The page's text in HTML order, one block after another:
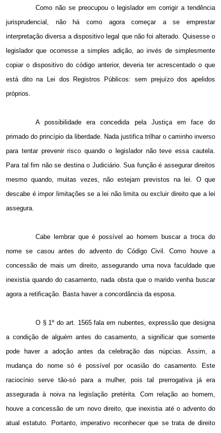
Como não se preocupou o legislador em corrigir a tendência
jurisprudencial, não há como agora começar a se emprestar
interpretação diversa a dispositivo legal que não foi alterado. Quisesse o
legislador que ocorresse a simples adição, ao invés de simplesmente
copiar o dispositivo do código anterior, deveria ter acrescentado o que
está dito na Lei dos Registros Públicos: sem prejuízo dos apelidos
próprios.
A possibilidade era concedida pela Justiça em face do
primado do princípio da liberdade. Nada justifica trilhar o caminho inverso
para tentar prevenir risco quando o legislador não teve essa cautela.
Para tal fim não se destina o Judiciário. Sua função é assegurar direitos
mesmo quando, muitas vezes, não estejam previstos na lei. O que
descabe é impor limitações se a lei não limita ou excluir direito que a lei
assegura.
Cabe lembrar que é possível ao homem buscar a troca do
nome se casou antes do advento do Código Civil. Como houve a
concessão de mais um direito, assegurando uma nova faculdade que
inexistia quando do casamento, nada obsta que o marido venha buscar
agora a retificação. Basta haver a concordância da esposa.
O § 1º do art. 1565 fala em nubentes, expressão que designa
a condição de alguém antes do casamento, a significar que somente
pode haver a adoção antes da celebração das núpcias. Assim, a
mudança do nome só é possível por ocasião do casamento. Este
raciocínio serve tão-só para a mulher, pois tal prerrogativa já era
assegurada à noiva na legislação pretérita. Com relação ao homem,
houve a concessão de um novo direito, que inexistia até o advento do
atual estatuto. Portanto, imperativo reconhecer que se trata de direito